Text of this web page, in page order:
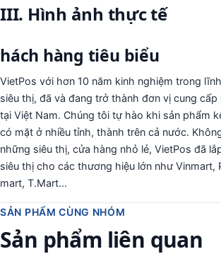
III. Hình ảnh thực tế
hách hàng tiêu biểu
VietPos với hơn 10 năm kinh nghiệm trong
siêu thị, đã và đang trở thành đơn vị cung cấp
tại Việt Nam. Chúng tôi tự hào khi sản phẩm
có mặt ở nhiều tỉnh, thành trên cả nước.
những siêu thị, cửa hàng nhỏ lẻ, VietPos đã
siêu thị cho các thương hiệu lớn như Vinmart,
mart, T.Mart...
SẢN PHẨM CÙNG NHÓM
Sản phẩm liên quan